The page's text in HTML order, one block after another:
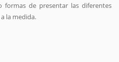
formas de presentar las diferentes
la medida.